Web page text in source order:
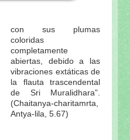
con sus plumas
coloridas
completamente
abiertas, debido a las
vibraciones extáticas de
Antya-lila, 5.67)